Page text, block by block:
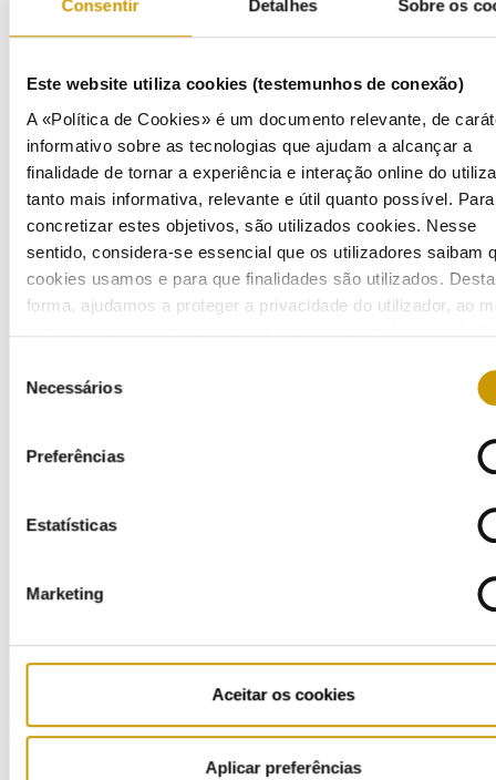
Consentir Detalhes Sobre os
Este website utiliza cookies (testemunhos de conexão)
A «Política de Cookies» é um documento relevante, de
informativo sobre as tecnologias que ajudam a alcançar a
finalidade de tornar a experiência e interação online do
tanto mais informativa, relevante e útil quanto possível. Para
concretizar estes objetivos, são utilizados cookies. Nesse
sentido, considera-se essencial que os utilizadores saibam
cookies usamos e para que finalidades são utilizados. Desta
forma, ajudamos a proteger a privacidade do utilizador, ao
seus dados pessoais, consulte a nossa
Política de
Necessários
Preferências
Estatísticas
Marketing
Aceitar os cookies
Aplicar preferências
Jornal Açoriano Oriental - 9 de setembro de 2022